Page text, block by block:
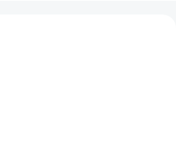
stabil grafikai
azt később logóval,